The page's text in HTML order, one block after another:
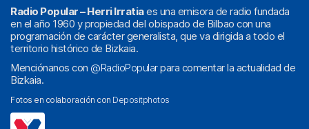
Radio Popular – Herri Irratiaes una emisora de radio fundada
en el año 1960 y propiedad del obispado de Bilbao con una
programación de carácter generalista, que va dirigida a todo el
territorio histórico de Bizkaia.
Menciónanos con @RadioPopularpara comentar la actualidad de
Bizkaia.
Fotos en colaboración con Depositphotos